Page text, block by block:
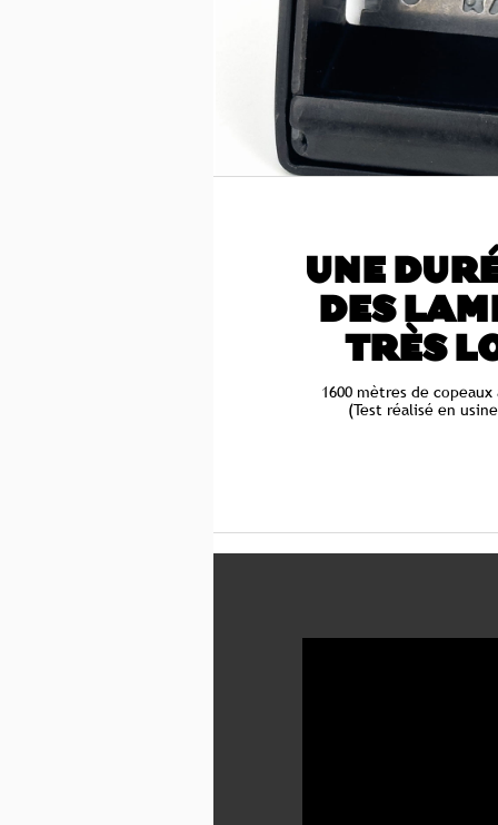
UNE
DES
TRÈS
1600 mètres de
(Test réalisé en